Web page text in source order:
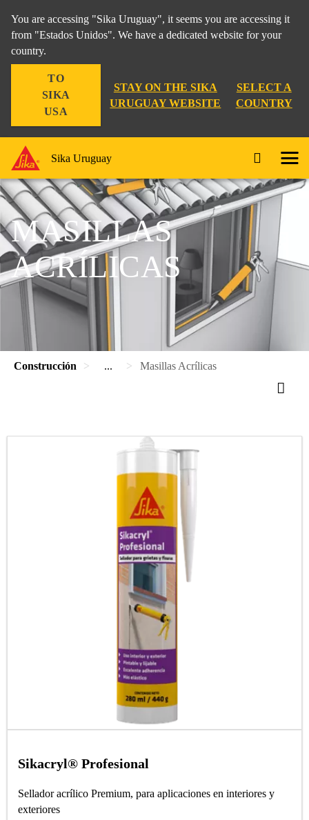
You are accessing "Sika Uruguay", it seems you are accessing it
from "Estados Unidos". We have a dedicated website for your
country.
TO
SIKA
USA
STAY ON THE SIKA
URUGUAY WEBSITE
SELECT A
COUNTRY
Sika Uruguay
MASILLAS
ACRÍLICAS
Construcción ... Masillas Acrílicas
Sikacryl® Profesional
Sellador acrílico Premium, para aplicaciones en interiores y
exteriores